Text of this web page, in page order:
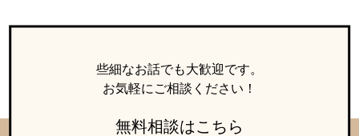
些細なお話でも大歓迎です。
お気軽にご相談ください！
無料相談はこちら